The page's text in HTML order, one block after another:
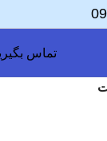
تماس